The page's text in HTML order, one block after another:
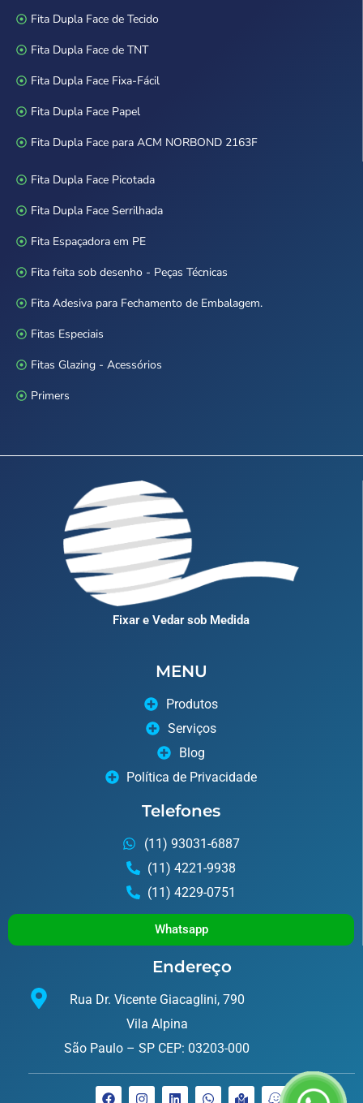
Fita Dupla Face de Tecido
Fita Dupla Face de TNT
Fita Dupla Face Fixa-Fácil
Fita Dupla Face Papel
Fita Dupla Face para ACM NORBOND 2163F
Fita Dupla Face Picotada
Fita Dupla Face Serrilhada
Fita Espaçadora em PE
Fita feita sob desenho - Peças Técnicas
Fita Adesiva para Fechamento de Embalagem.
Fitas Especiais
Fitas Glazing - Acessórios
Primers
Fixar e Vedar sob Medida
MENU
Produtos
Serviços
Blog
Política de Privacidade
Telefones
(11) 93031-6887
(11) 4221-9938
(11) 4229-0751
Whatsapp
Endereço
Rua Dr. Vicente Giacaglini, 790
Vila Alpina
São Paulo – SP CEP: 03203-000